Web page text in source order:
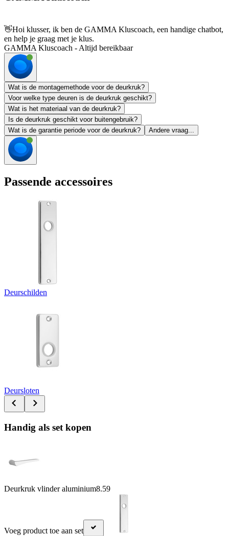
👋Hoi klusser, ik ben de GAMMA Kluscoach, een handige chatbot,
en help je graag met je klus.
GAMMA Kluscoach - Altijd bereikbaar
Wat is de montagemethode voor de deurkruk?
Voor welke type deuren is de deurkruk geschikt?
Wat is het materiaal van de deurkruk?
Is de deurkruk geschikt voor buitengebruik?
Wat is de garantie periode voor de deurkruk?
Andere vraag...
Passende accessoires
Deurschilden
Deursloten
Handig als set kopen
Deurkruk vlinder aluminium8.59
Voeg product toe aan set